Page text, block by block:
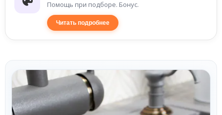
Помощь при подборе. Бонус.
Читать подробнее